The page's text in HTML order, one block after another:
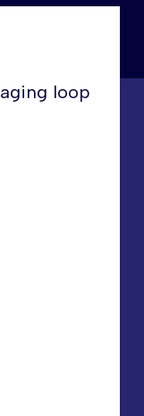
het des te
deze partij
loop